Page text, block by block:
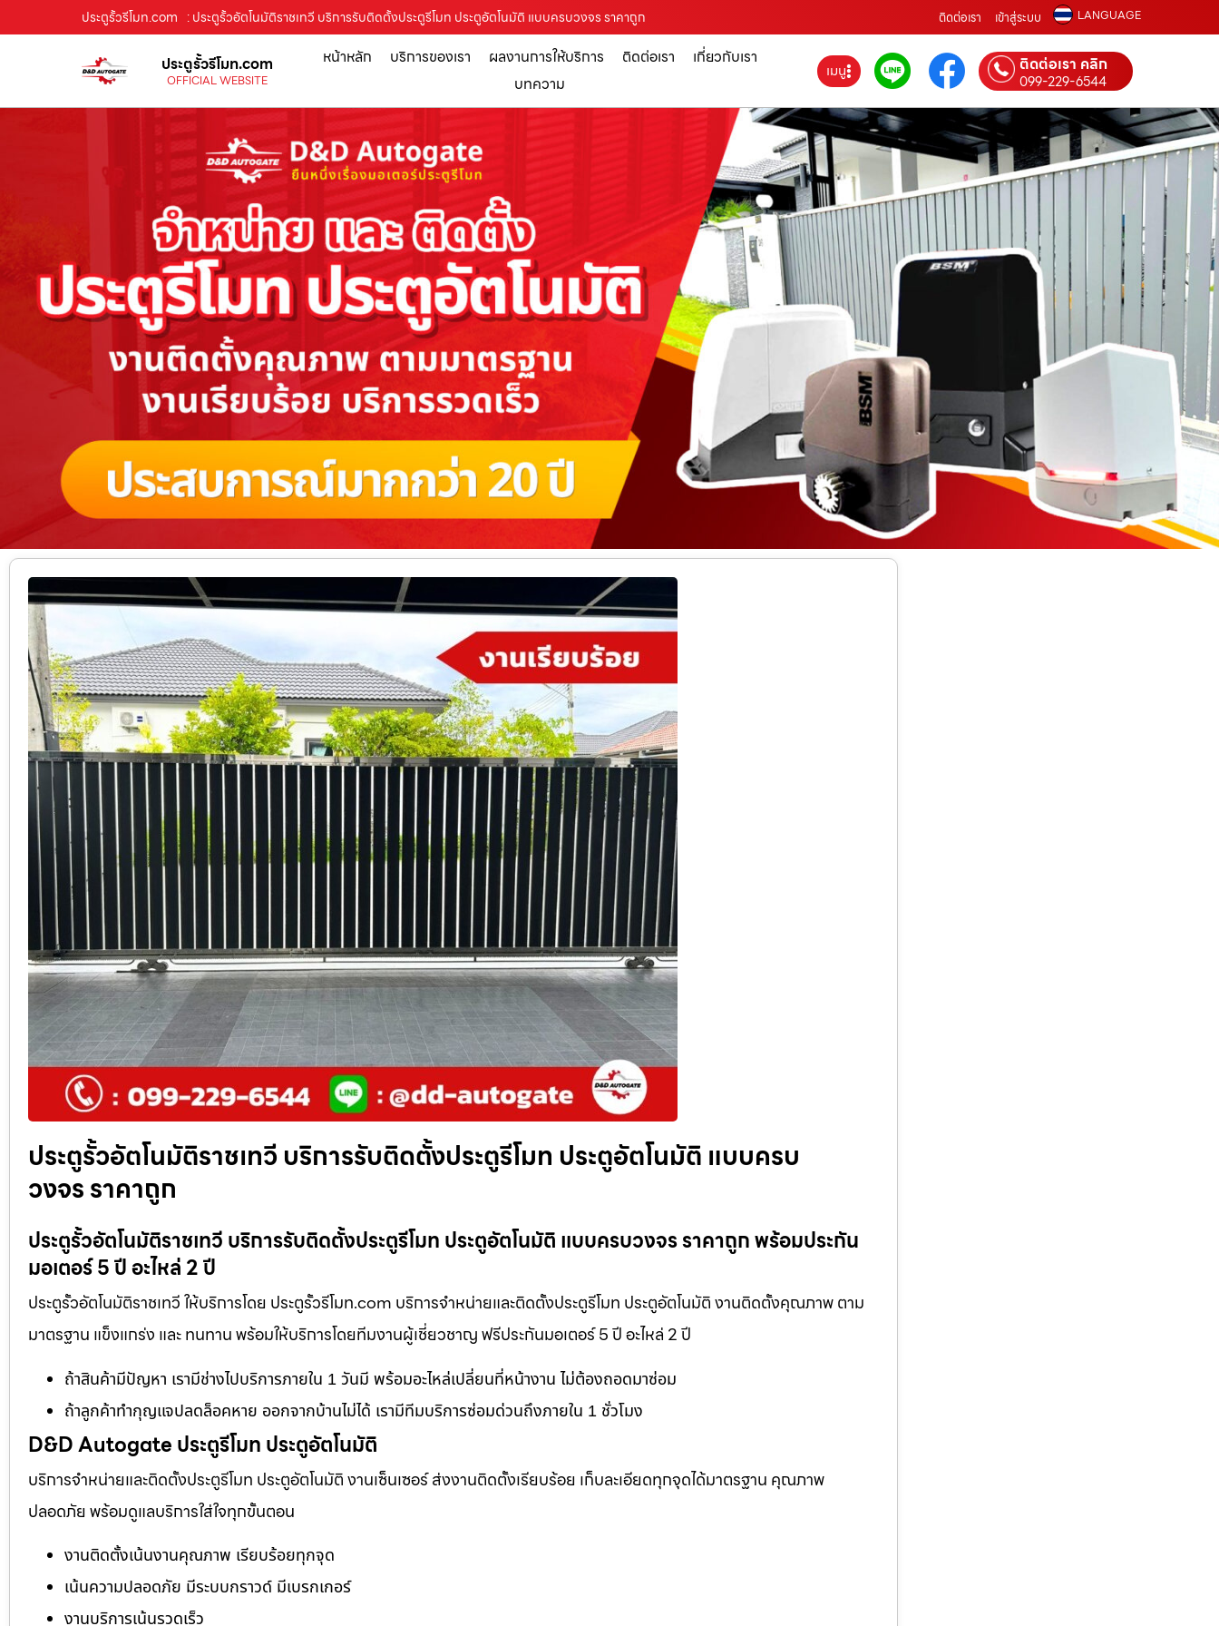
ประตูรั้วรีโมท.com : ประตูรั้วอัตโนมัติราชเทวี บริการรับติดตั้งประตูรีโมท ประตูอัตโนมัติ แบบครบวงจร ราคาถูก ติดต่อเรา เข้าสู่ระบบ LANGUAGE
ประตูรั้วรีโมท.com
OFFICIAL WEBSITE
หน้าหลัก บริการของเรา ผลงานการให้บริการ ติดต่อเรา
เกี่ยวกับเรา
บทความ
เมนู ติดต่อเรา คลิก
099-229-6544
ประตูรั้วอัตโนมัติราชเทวี บริการรับติดตั้งประตูรีโมท ประตูอัตโนมัติ แบบครบ
วงจร ราคาถูก
ประตูรั้วอัตโนมัติราชเทวี บริการรับติดตั้งประตูรีโมท ประตูอัตโนมัติ แบบครบวงจร ราคาถูก พร้อมประกัน
มอเตอร์ 5 ปี อะไหล่ 2 ปี
ประตูรั้วอัตโนมัติราชเทวี ให้บริการโดย ประตูรั้วรีโมท.com บริการจำหน่ายและติดตั้งประตูรีโมท ประตูอัตโนมัติ งานติดตั้งคุณภาพ ตาม
มาตรฐาน แข็งแกร่ง และ ทนทาน พร้อมให้บริการโดยทีมงานผู้เชี่ยวชาญ ฟรีประกันมอเตอร์ 5 ปี อะไหล่ 2 ปี
ถ้าสินค้ามีปัญหา เรามีช่างไปบริการภายใน 1 วันมี พร้อมอะไหล่เปลี่ยนที่หน้างาน ไม่ต้องถอดมาซ่อม
ถ้าลูกค้าทำกุญแจปลดล็อคหาย ออกจากบ้านไม่ได้ เรามีทีมบริการซ่อมด่วนถึงภายใน 1 ชั่วโมง
D&D Autogate ประตูรีโมท ประตูอัตโนมัติ
บริการจำหน่ายและติดตั้งประตูรีโมท ประตูอัตโนมัติ งานเซ็นเซอร์ ส่งงานติดตั้งเรียบร้อย เก็บละเอียดทุกจุดได้มาตรฐาน คุณภาพ
ปลอดภัย พร้อมดูแลบริการใส่ใจทุกขั้นตอน
งานติดตั้งเน้นงานคุณภาพ เรียบร้อยทุกจุด
เน้นความปลอดภัย มีระบบกราวด์ มีเบรกเกอร์
งานบริการเน้นรวดเร็ว